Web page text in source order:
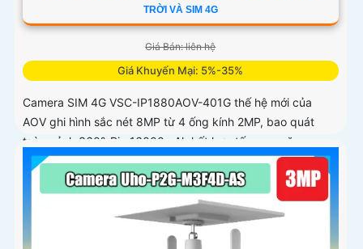
TRỜI VÀ SIM 4G
Giá Bán: liên hệ
Giá Khuyến Mại: 5%-35%
Camera SIM 4G VSC-IP1880AOV-401G thế hệ mới của
AOV ghi hình sắc nét 8MP từ 4 ống kính 2MP, bao quát
toàn cảnh 360°. Pin 16000mAh kết hợp tấm sạc năng
lượng mặt trời 15W giúp duy trì hoạt động ổn định